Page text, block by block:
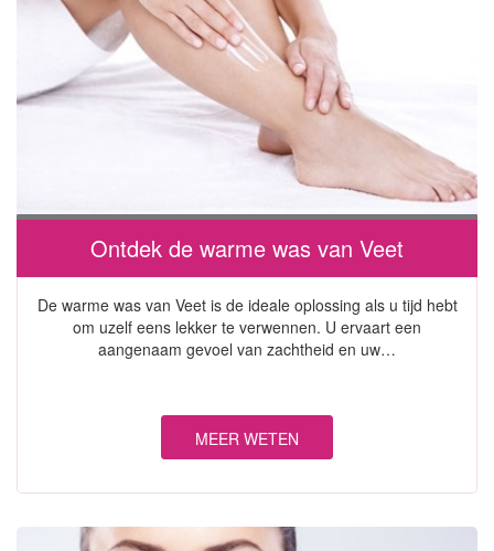
Ontdek de warme was van Veet
De warme was van Veet is de ideale oplossing als u tijd hebt
om uzelf eens lekker te verwennen. U ervaart een
aangenaam gevoel van zachtheid en uw…
MEER WETEN